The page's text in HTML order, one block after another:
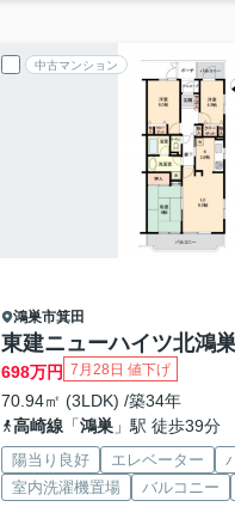
中古マンション
鴻巣市箕田
東建ニューハイツ北鴻
698万円 7月28日 値下げ
70.94㎡ (3LDK) /築34年
高崎線「鴻巣」駅 徒歩39分
陽当り良好 エレベーター
室内洗濯機置場
バルコニー